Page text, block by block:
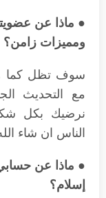
● ماذا عن
ومميزات زامن؟
سوف تظل كما
مع التحديث
نرضيك بكل
الناس ان شاء
● ماذا عن
إسلام؟